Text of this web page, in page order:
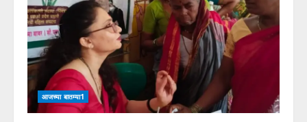
आजच्या बातम्या1